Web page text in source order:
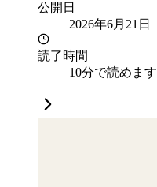
公開日
2026年6月21日
読了時間
10分で読めます